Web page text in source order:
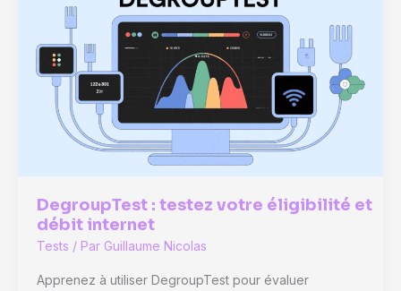
critères
pour
choisir
modèle
DegroupTest : testez votre éligibilité et
débit internet
Tests / Par Guillaume Nicolas
Apprenez à utiliser DegroupTest pour évaluer